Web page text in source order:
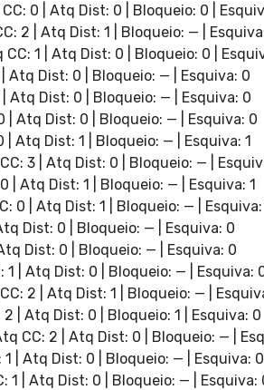
0 | Atq Dist: 0 | Bloqueio: 0 |
2 | Atq Dist: 1 | Bloqueio: — |
1 | Atq Dist: 0 | Bloqueio: 0 |
Atq Dist: 0 | Bloqueio: — | Esquiva: 0
Atq Dist: 0 | Bloqueio: — | Esquiva: 0
| Atq Dist: 0 | Bloqueio: — | Esquiva: 0
| Atq Dist: 1 | Bloqueio: — | Esquiva: 1
3 | Atq Dist: 0 | Bloqueio: — |
| Atq Dist: 1 | Bloqueio: — | Esquiva: 1
0 | Atq Dist: 1 | Bloqueio: — | Esquiva:
Dist: 0 | Bloqueio: — | Esquiva: 0
Dist: 0 | Bloqueio: — | Esquiva: 0
1 | Atq Dist: 0 | Bloqueio: — | Esquiva:
2 | Atq Dist: 1 | Bloqueio: — |
| Atq Dist: 0 | Bloqueio: 1 | Esquiva: 0
CC: 2 | Atq Dist: 0 | Bloqueio: — |
1 | Atq Dist: 0 | Bloqueio: — | Esquiva: 0
1 | Atq Dist: 0 | Bloqueio: — | Esquiva: